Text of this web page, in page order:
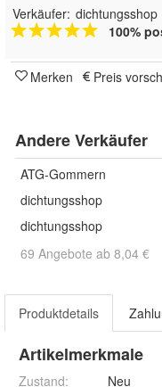
Verkäufer: dichtungsshop
100%
Merken Preis
Andere Verkäufer
ATG-Gommern
dichtungsshop
dichtungsshop
69 Angebote ab 8,04 €
Produktdetails
Artikelmerkmale
Zustand:
Neu